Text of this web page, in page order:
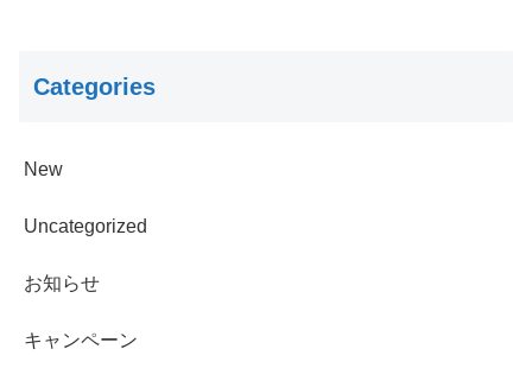
Categories
New
Uncategorized
お知らせ
キャンペーン